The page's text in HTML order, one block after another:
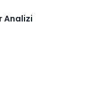
Analizi